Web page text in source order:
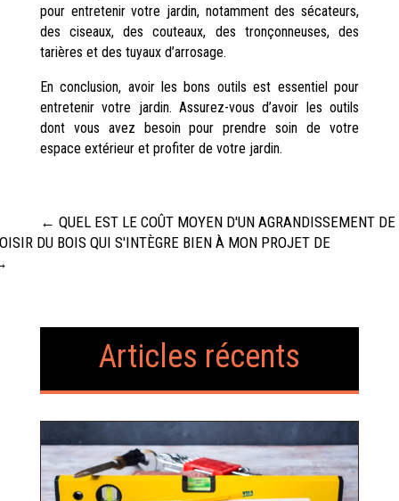
pour entretenir votre jardin, notamment des sécateurs,
des ciseaux, des couteaux, des tronçonneuses, des
tarières et des tuyaux d’arrosage.
En conclusion, avoir les bons outils est essentiel pour
entretenir votre jardin. Assurez-vous d’avoir les outils
dont vous avez besoin pour prendre soin de votre
espace extérieur et profiter de votre jardin.
← QUEL EST LE COÛT MOYEN D'UN AGRANDISSEMENT
DU BOIS QUI S'INTÈGRE BIEN À MON PROJET DE
Articles récents